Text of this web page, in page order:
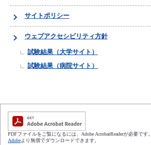
サイトポリシー
ウェブアクセシビリティ方針
試験結果（大学サイト）
試験結果（病院サイト）
PDFファイルをご覧になるには、Adobe AcrobatReaderが必要です。
Adobeより無償でダウンロードできます。